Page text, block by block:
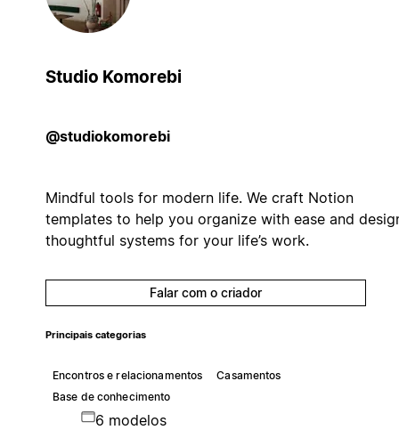
Studio Komorebi
@studiokomorebi
Mindful tools for modern life. We craft Notion
templates to help you organize with ease and
thoughtful systems for your life’s work.
Falar com o criador
Principais categorias
Encontros e relacionamentos
Casamentos
Base de conhecimento
6 modelos